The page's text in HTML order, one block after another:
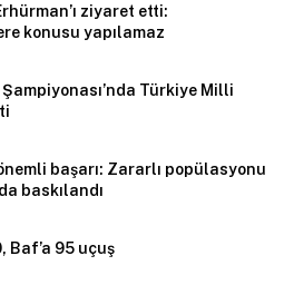
ziyaret etti:
konusu yapılamaz
Türkiye Milli
başarı: Zararlı popülasyonu
baskılandı
Baf’a 95 uçuş